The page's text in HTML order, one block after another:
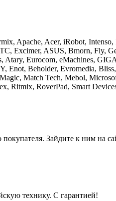
Apache, Acer, iRobot,
Excimer, ASUS, Bmorn, Fly,
Eurocom, eMachines,
Enot, Beholder, Evromedia,
Match Tech, Mebol,
Ritmix, RoverPad, Smart
Зайдите к ним на
технику. С гарантией!